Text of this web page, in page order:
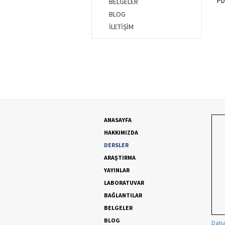
BLOG
İLETİŞİM
ANASAYFA
HAKKIMIZDA
DERSLER
ARAŞTIRMA
YAYINLAR
LABORATUVAR
BAĞLANTILAR
BELGELER
BLOG